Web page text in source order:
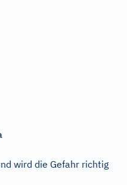
wird die Gefahr richtig